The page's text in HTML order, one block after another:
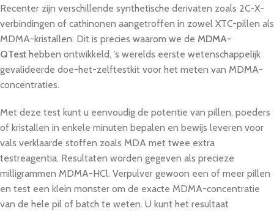
Recenter zijn verschillende synthetische derivaten zoals 2C-X-
verbindingen of cathinonen aangetroffen in zowel XTC-pillen als
MDMA-kristallen. Dit is precies waarom we de MDMA-
QTest hebben ontwikkeld, ’s werelds eerste wetenschappelijk
gevalideerde doe-het-zelftestkit voor het meten van MDMA-
concentraties.
Met deze test kunt u eenvoudig de potentie van pillen, poeders
of kristallen in enkele minuten bepalen en bewijs leveren voor
vals verklaarde stoffen zoals MDA met twee extra
testreagentia. Resultaten worden gegeven als precieze
milligrammen MDMA-HCl. Verpulver gewoon een of meer pillen
en test een klein monster om de exacte MDMA-concentratie
van de hele pil of batch te weten. U kunt het resultaat